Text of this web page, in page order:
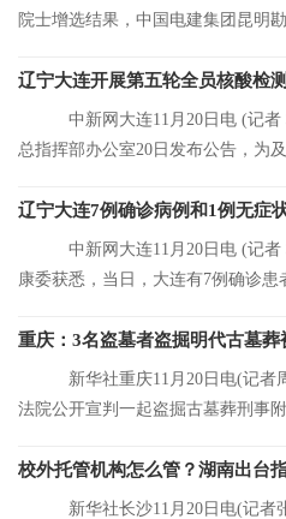
院士增选结果，中国电建集团昆明
辽宁大连开展第五轮全员核酸检测
中新网大连11月20日电 (记者
总指挥部办公室20日发布公告，为
辽宁大连7例确诊病例和1例无症
中新网大连11月20日电 (记者
康委获悉，当日，大连有7例确诊患
重庆：3名盗墓者盗掘明代古墓葬
新华社重庆11月20日电(记者
法院公开宣判一起盗掘古墓葬刑事
校外托管机构怎么管？湖南出台
新华社长沙11月20日电(记者